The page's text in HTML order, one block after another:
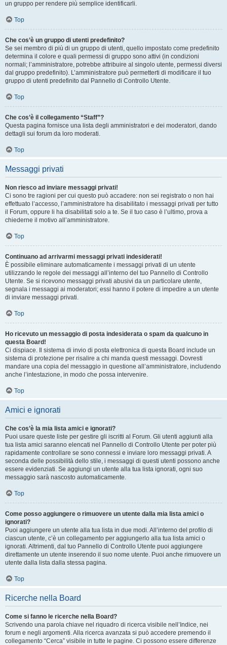
un gruppo per rendere più semplice identificarli.
Top
Che cos’è un gruppo di utenti predefinito?
Se sei membro di più di un gruppo di utenti, quello impostato come predefinito
determina il colore e quali permessi di gruppo sono attivi (in condizioni
normali; l’amministratore, potrebbe attribuire al singolo utente, permessi diversi
dal gruppo predefinito). L’amministratore può permetterti di modificare il tuo
gruppo di utenti predefinito dal Pannello di Controllo Utente.
Top
Che cos’è il collegamento “Staff”?
Questa pagina fornisce una lista degli amministratori e dei moderatori, dando
dettagli sui forum da loro moderati.
Top
Messaggi privati
Non riesco ad inviare messaggi privati!
Ci sono tre ragioni per cui questo può accadere: non sei registrato o non hai
effettuato l’accesso, l’amministratore ha disabilitato i messaggi privati per tutto
il Forum, oppure li ha disabilitati solo a te. Se il tuo caso è l’ultimo, prova a
chiederne il motivo all’amministratore.
Top
Continuano ad arrivarmi messaggi privati indesiderati!
È possibile eliminare automaticamente i messaggi privati ​​di un utente
utilizzando le regole dei messaggi all’interno del tuo Pannello di Controllo
Utente. Se si ricevono messaggi privati ​​abusivi da un particolare utente,
segnala i messaggi ai moderatori; essi hanno il potere di impedire a un utente
di inviare messaggi privati​​.
Top
Ho ricevuto un messaggio di posta indesiderata o spam da qualcuno in
questa Board!
Ci dispiace. Il sistema di invio di posta elettronica di questa Board include un
sistema di protezione per risalire a chi manda questi messaggi. Dovresti
mandare una copia del messaggio in questione all’amministratore, includendo
anche l’intestazione, in modo che possa intervenire.
Top
Amici e ignorati
Che cos’è la mia lista amici e ignorati?
Puoi usare queste liste per gestire gli iscritti al Forum. Gli utenti aggiunti alla
tua lista amici saranno elencati nel Pannello di Controllo Utente per poter più
rapidamente controllare se sono connessi e inviare loro messaggi privati. A
seconda delle possibilità dello stile, i messaggi di questi utenti possono anche
essere evidenziati. Se aggiungi un utente alla tua lista ignorati, ogni suo
messaggio sarà nascosto automaticamente.
Top
Come posso aggiungere o rimuovere un utente dalla mia lista amici o
ignorati?
Puoi aggiungere un utente alla tua lista in due modi. All’interno del profilo di
ciascun utente, c’è un collegamento per aggiungerlo alla tua lista amici o
ignorati. Altrimenti, dal tuo Pannello di Controllo Utente puoi aggiungere
direttamente un utente inserendo il suo nome utente. Puoi anche rimuovere un
utente dalla lista dalla stessa pagina.
Top
Ricerche nella Board
Come si fanno le ricerche nella Board?
Scrivendo una parola chiave nel riquadro di ricerca visibile nell’Indice, nei
forum e negli argomenti. Alla ricerca avanzata si può accedere premendo il
collegamento “Cerca” visibile in tutte le pagine. Ci possono essere differenze